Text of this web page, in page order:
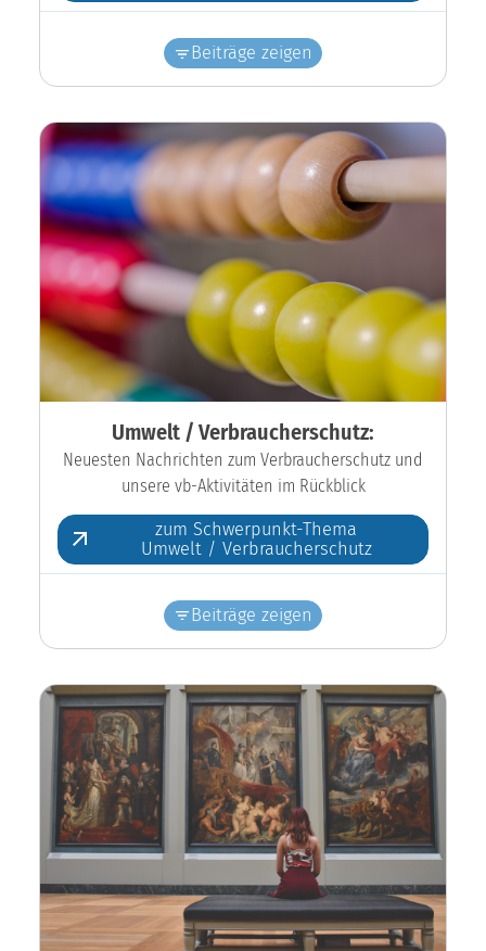
Beiträge zeigen
Umwelt / Verbraucherschutz:
Neuesten Nachrichten zum Verbraucherschutz und
unsere vb-Aktivitäten im Rückblick
zum Schwerpunkt-Thema
Umwelt / Verbraucherschutz
Beiträge zeigen